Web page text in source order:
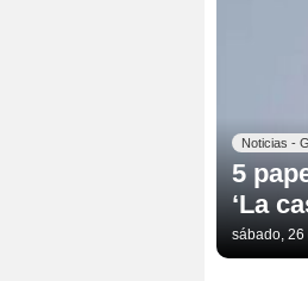
Noticias -
5
‘La
sábado,